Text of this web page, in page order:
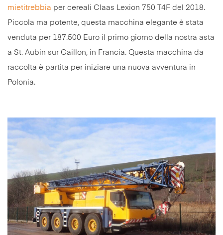
mietitrebbia per cereali Claas Lexion 750 T4F del 2018.
Piccola ma potente, questa macchina elegante è stata
venduta per 187.500 Euro il primo giorno della nostra asta
a St. Aubin sur Gaillon, in Francia. Questa macchina da
raccolta è partita per iniziare una nuova avventura in
Polonia.